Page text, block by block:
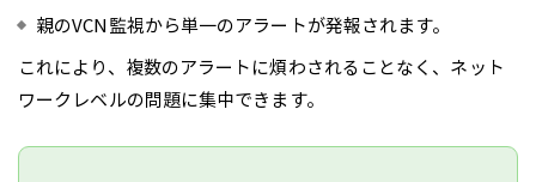
親のVCN監視から単一のアラートが発報されます。
これにより、複数のアラートに煩わされることなく、ネット
ワークレベルの問題に集中できます。